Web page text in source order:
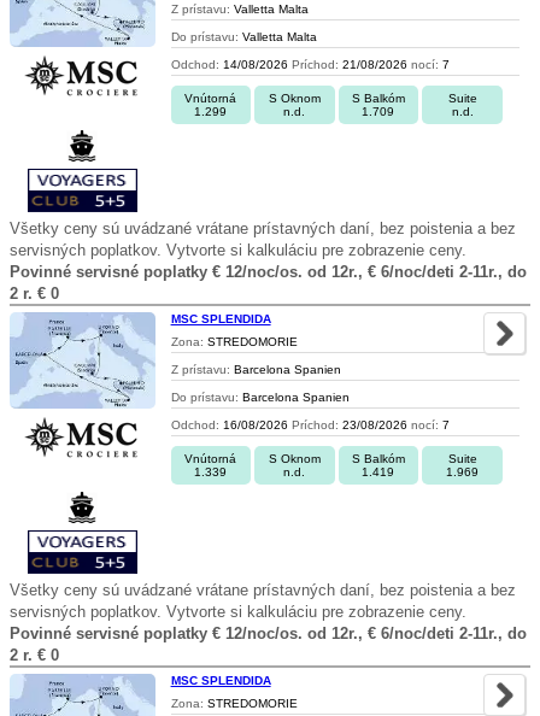
Z prístavu: Valletta Malta
Do prístavu: Valletta Malta
Odchod: 14/08/2026 Príchod: 21/08/2026 nocí: 7
Vnútorná
1.299
S Oknom
n.d.
S Balkóm
1.709
Suite
n.d.
Všetky ceny sú uvádzané vrátane prístavných daní, bez poistenia a bez
servisných poplatkov. Vytvorte si kalkuláciu pre zobrazenie ceny.
Povinné servisné poplatky € 12/noc/os. od 12r., € 6/noc/deti 2-11r., do
2 r. € 0
MSC SPLENDIDA
Zona: STREDOMORIE
Z prístavu: Barcelona Spanien
Do prístavu: Barcelona Spanien
Odchod: 16/08/2026 Príchod: 23/08/2026 nocí: 7
Vnútorná
1.339
S Oknom
n.d.
S Balkóm
1.419
Suite
1.969
Všetky ceny sú uvádzané vrátane prístavných daní, bez poistenia a bez
servisných poplatkov. Vytvorte si kalkuláciu pre zobrazenie ceny.
Povinné servisné poplatky € 12/noc/os. od 12r., € 6/noc/deti 2-11r., do
2 r. € 0
MSC SPLENDIDA
Zona: STREDOMORIE